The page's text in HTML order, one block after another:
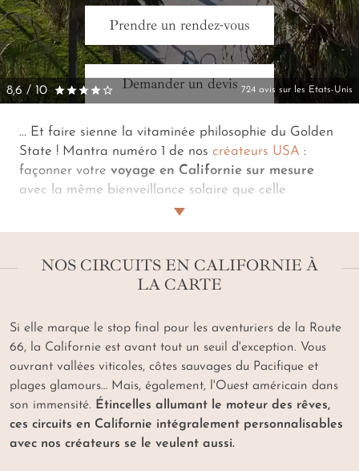
Prendre un rendez-vous
Demander un devis
8,6 / 10 724 avis sur les Etats-Unis
… Et faire sienne la vitaminée philosophie du Golden
State ! Mantra numéro 1 de nos créateurs USA :
façonner votre voyage en Californie sur mesure
avec la même bienveillance solaire que celle
Cali boys
volant sur laHighway 1 , à vélo sur leGolden Gate
ou en voilier privatisé au large de
Angelesson rythme actif décontracté. Et sa
rafraîchissante esthétique au grand air. Dégustation
dans les vignobles, balade dans leParc national de
Yosemite, nuit sous les étoiles des déserts duJoshua
Treedans une mythique et chic caravane Airstream
Nos hôtels au luxe désinvolte dressent, pour leur part,
des tables prisées des Californiens eux-mêmes.
NOS CIRCUITS EN CALIFORNIE À
LA CARTE
Si elle marque le stop final pour les aventuriers de la Route
66, la Californie est avant tout un seuil d'exception. Vous
ouvrant vallées viticoles, côtes sauvages du Pacifique et
plages glamours… Mais, également, l'Ouest américain dans
son immensité. Étincelles allumant le moteur des rêves,
ces circuits en Californie intégralement personnalisables
avec nos créateurs se le veulent aussi.